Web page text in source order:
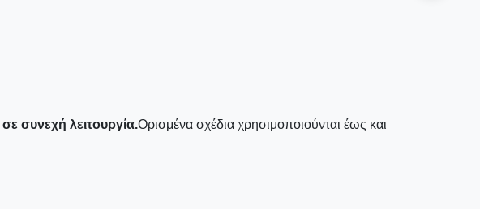
σε συνεχή λειτουργία.Ορισμένα σχέδια χρησιμοποιούνται έως και